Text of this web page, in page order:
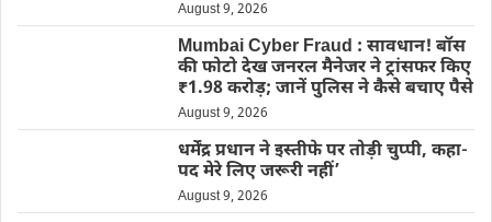
August 9, 2026
Mumbai Cyber Fraud : सावधान! बॉस
की फोटो देख जनरल मैनेजर ने ट्रांसफर किए
₹1.98 करोड़; जानें पुलिस ने कैसे बचाए पैसे
August 9, 2026
धर्मेंद्र प्रधान ने इस्तीफे पर तोड़ी चुप्पी, कहा-
पद मेरे लिए जरूरी नहीं’
August 9, 2026